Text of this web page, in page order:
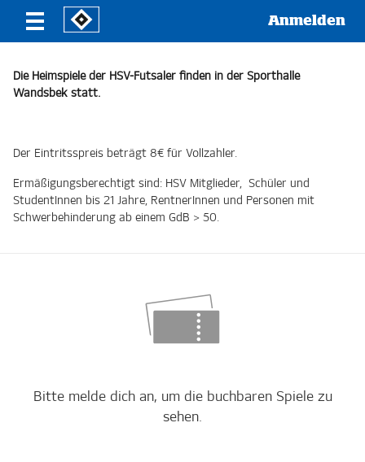
Anmelden
Die Heimspiele der HSV-Futsaler finden in der Sporthalle
Wandsbek statt.
Der Eintritsspreis beträgt 8€ für Vollzahler.
Ermäßigungsberechtigt sind: HSV Mitglieder, Schüler und
StudentInnen bis 21 Jahre, RentnerInnen und Personen mit
Schwerbehinderung ab einem GdB > 50.
Bitte melde dich an, um die buchbaren Spiele zu
sehen.